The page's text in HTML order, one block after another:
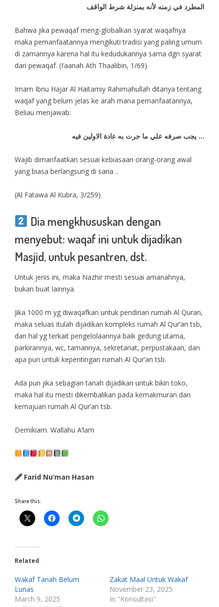
المطرد في زمنه لأنه بمنزلة شرط الواقف
Bahwa jika pewaqaf meng-globalkan syarat waqafnya
maka pemanfaatannya mengikuti tradisi yang paling umum
di zamannya karena hal itu kedudukannya sama dgn syarat
dari pewaqaf. (I’aanah Ath Thaalibin, 1/69)
Imam Ibnu Hajar Al Haitamiy Rahimahullah ditanya tentang
waqaf yang belum jelas ke arah mana pemanfaatannya,
Beliau menjawab:
يجب صرفه علي ما جرت به عادة الاولين فيه …
Wajib dimanfaatkan sesuai kebiasaan orang-orang awal
yang biasa berlangsung di sana ..
(Al Fatawa Al Kubra, 3/259)
Dia mengkhususkan dengan
menyebut: waqaf ini untuk dijadikan
Masjid, untuk pesantren, dst.
Untuk jenis ini, maka Nazhir mesti sesuai amanahnya,
bukan buat lainnya.
Jika 1000 m yg diwaqafkan untuk pendirian rumah Al Quran,
maka seluas itulah dijadikan kompleks rumah Al Qur’an tsb,
dan hal yg terkait pengelolaannya baik gedung utama,
parkirannya, wc, tamannya, sekretariat, perpustakaan, dan
apa pun untuk kepentingan rumah Al Qur’an tsb.
Ada pun jika sebagian tanah dijadikan untuk bikin toko,
maka hal itu mesti dikembalikan pada kemakmuran dan
kemajuan rumah Al Qur’an tsb.
Demikiam. Wallahu A’lam
🖋 Farid Nu’man Hasan
Share this:
Related
Wakaf Tanah Belum
Lunas
March 9, 2025
Zakat Maal Untuk Wakaf
November 23, 2025
In "Konsultasi"